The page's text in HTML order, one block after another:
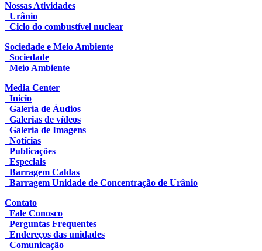
Nossas Atividades
Urânio
Ciclo do combustível nuclear
Sociedade e Meio Ambiente
Sociedade
Meio Ambiente
Media Center
Inicio
Galeria de Áudios
Galerias de vídeos
Galeria de Imagens
Notícias
Publicações
Especiais
Barragem Caldas
Barragem Unidade de Concentração de Urânio
Contato
Fale Conosco
Perguntas Frequentes
Endereços das unidades
Comunicação